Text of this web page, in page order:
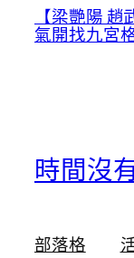
【梁艷陽
氣開找九宮
時間沒
部落格